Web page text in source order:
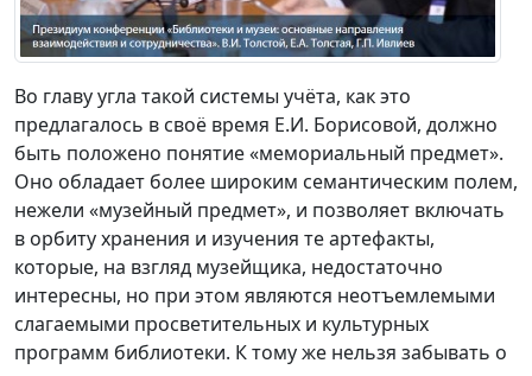
Во главу угла такой системы учёта, как это
предлагалось в своё время Е.И. Борисовой, должно
быть положено понятие «мемориальный предмет».
Оно обладает более широким семантическим полем,
нежели «музейный предмет», и позволяет включать
в орбиту хранения и изучения те артефакты,
которые, на взгляд музейщика, недостаточно
интересны, но при этом являются неотъемлемыми
слагаемыми просветительных и культурных
программ библиотеки. К тому же нельзя забывать о